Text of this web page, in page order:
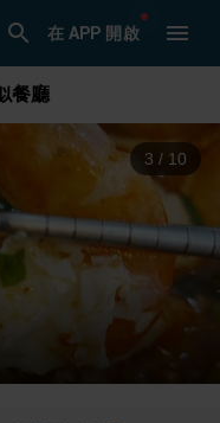
在 APP 開啟
餐廳
3 / 10